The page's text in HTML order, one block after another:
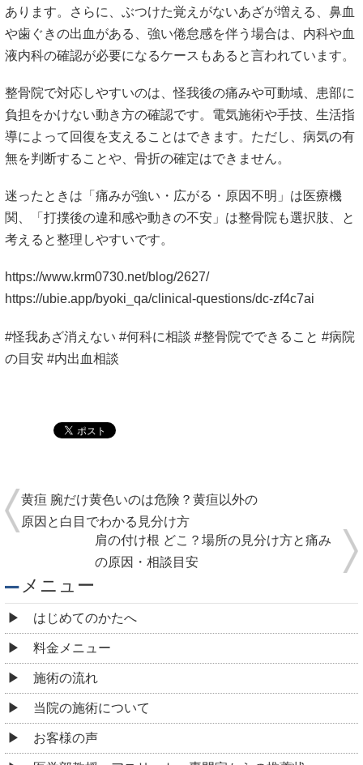
あります。さらに、ぶつけた覚えがないあざが増える、鼻血
や歯ぐきの出血がある、強い倦怠感を伴う場合は、内科や血
液内科の確認が必要になるケースもあると言われています。
整骨院で対応しやすいのは、怪我後の痛みや可動域、患部に
負担をかけない動き方の確認です。電気施術や手技、生活指
導によって回復を支えることはできます。ただし、病気の有
無を判断することや、骨折の確定はできません。
迷ったときは「痛みが強い・広がる・原因不明」は医療機
関、「打撲後の違和感や動きの不安」は整骨院も選択肢、と
考えると整理しやすいです。
https://www.krm0730.net/blog/2627/
https://ubie.app/byoki_qa/clinical-questions/dc-zf4c7ai
#怪我あざ消えない #何科に相談 #整骨院でできること #病院
の目安 #内出血相談
黄疸 腕だけ黄色いのは危険？黄疸以外の
原因と白目でわかる見分け方
肩の付け根 どこ？場所の見分け方と痛み
の原因・相談目安
メニュー
はじめてのかたへ
料金メニュー
施術の流れ
当院の施術について
お客様の声